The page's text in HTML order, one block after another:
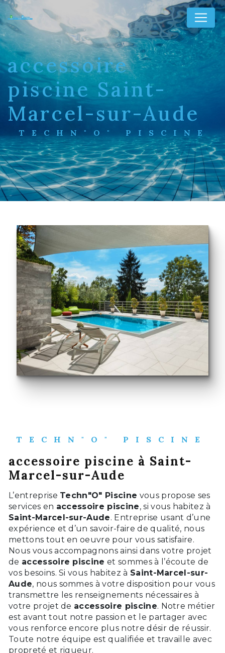
accessoire
piscine Saint-
Marcel-sur-Aude
TECHN"O" PISCINE
TECHN"O" PISCINE
accessoire piscine à Saint-
Marcel-sur-Aude
L’entreprise Techn"O" Piscine vous propose ses
services en accessoire piscine, si vous habitez à
Saint-Marcel-sur-Aude. Entreprise usant d’une
expérience et d’un savoir-faire de qualité, nous
mettons tout en oeuvre pour vous satisfaire.
Nous vous accompagnons ainsi dans votre projet
de accessoire piscine et sommes à l’écoute de
vos besoins. Si vous habitez à Saint-Marcel-sur-
Aude, nous sommes à votre disposition pour vous
transmettre les renseignements nécessaires à
votre projet de accessoire piscine. Notre métier
est avant tout notre passion et le partager avec
vous renforce encore plus notre désir de réussir.
Toute notre équipe est qualifiée et travaille avec
propreté et rigueur.
Panneau de gestion des cookies